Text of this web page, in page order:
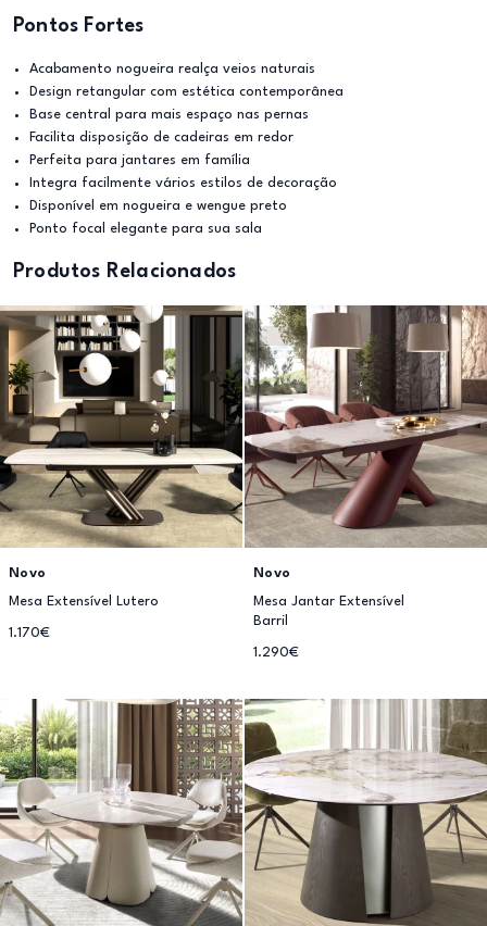
Pontos Fortes
Acabamento nogueira realça veios naturais
Design retangular com estética contemporânea
Base central para mais espaço nas pernas
Facilita disposição de cadeiras em redor
Perfeita para jantares em família
Integra facilmente vários estilos de decoração
Disponível em nogueira e wengue preto
Ponto focal elegante para sua sala
Produtos Relacionados
Novo
Mesa Extensível Lutero
1.170€
Novo
Mesa Jantar Extensível
Barril
1.290€